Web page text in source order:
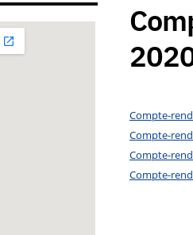
Compte-
Compte-
Compte-
Compte-